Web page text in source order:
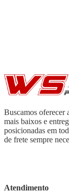
Buscamos oferecer
mais baixos e
posicionadas em
de frete sempre
Atendimento